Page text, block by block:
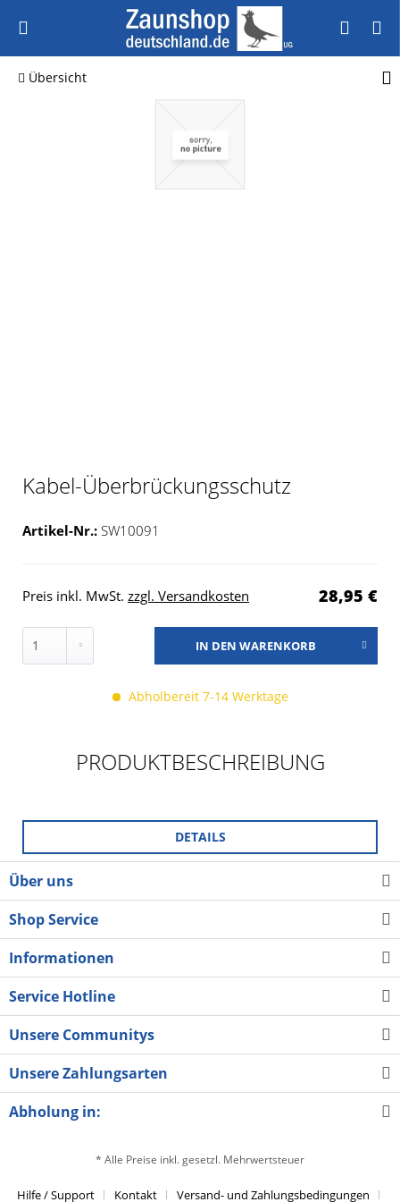
Übersicht
Kabel-Überbrückungsschutz
Artikel-Nr.: SW10091
Preis inkl. MwSt. zzgl. Versandkosten 28,95 €
IN DEN WARENKORB
Abholbereit 7-14 Werktage
PRODUKTBESCHREIBUNG
DETAILS
Über uns
Shop Service
Informationen
Service Hotline
Unsere Communitys
Unsere Zahlungsarten
Abholung in:
* Alle Preise inkl. gesetzl. Mehrwertsteuer
Hilfe / Support Kontakt Versand- und Zahlungsbedingungen